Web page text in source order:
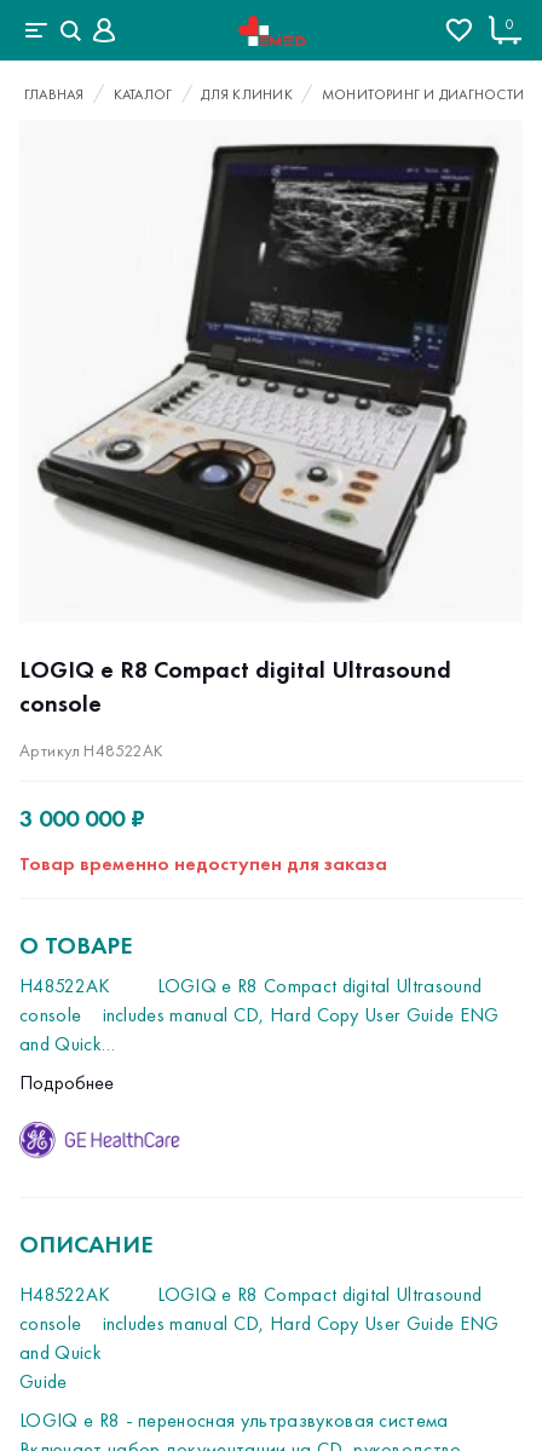
0
ГЛАВНАЯ КАТАЛОГ ДЛЯ КЛИНИК МОНИТОРИНГ И ДИАГНОСТИКА
LOGIQ e R8 Compact digital Ultrasound
console
Артикул H48522AK
3 000 000 ₽
Товар временно недоступен для заказа
О ТОВАРЕ
H48522AK
LOGIQ e R8 Compact digital Ultrasound
console
includes manual CD, Hard Copy User Guide ENG
and Quick
Guide
LOGIQ e R8 - переносная ультразвуковая система
Включает набор документации на CD, руководство
пользователя на английском языке, инструкцию по
быстрому освоению
Компактная переносная универсальная диагностическая
вилкой, аккумулятор и руководство пользователя на
ультразвуковых исследований, скелетно-мышечных
приложений, анестезиологии, интервенционного контроля,
экстренной медицины и реанимации.Она обеспечивает
визуализацию с высокой детализацией на глубине до 33
см
"Стандартные функции:
- Авто Оптимизация,
- многолучевое сканирование CrossXBeam,
- алгоритм подавления артефактов SRI-HD,
- виртуальный конвекс/виртуальный апекс,
- многоугловой стиринг,
Подробнее
ОПИСАНИЕ
H48522AK
LOGIQ e R8 Compact digital Ultrasound
console
includes manual CD, Hard Copy User Guide ENG
and Quick
Guide
LOGIQ e R8 - переносная ультразвуковая система